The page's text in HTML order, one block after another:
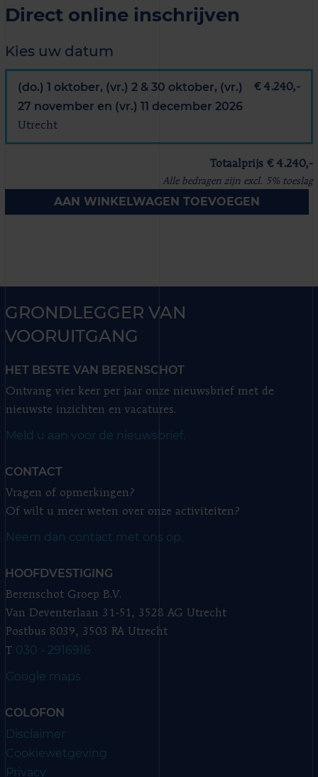
Direct online inschrijven
Kies uw datum
(do.) 1 oktober, (vr.) 2 & 30 oktober, (vr.)
27 november en (vr.) 11 december 2026
Utrecht
€ 4.240,-
Totaalprijs € 4.240,-
Alle bedragen zijn excl. 5% toeslag
AAN WINKELWAGEN TOEVOEGEN
GRONDLEGGER VAN
VOORUITGANG
HET BESTE VAN BERENSCHOT
Ontvang vier keer per jaar onze nieuwsbrief met de
nieuwste inzichten en vacatures.
Meld u aan voor de nieuwsbrief.
CONTACT
Vragen of opmerkingen?
Of wilt u meer weten over onze activiteiten?
Neem dan contact met ons op.
HOOFDVESTIGING
Berenschot Groep B.V.
Van Deventerlaan 31-51, 3528 AG Utrecht
Postbus 8039, 3503 RA Utrecht
T 030 - 2916916
Google maps
COLOFON
Disclaimer
Cookiewetgeving
Privacy